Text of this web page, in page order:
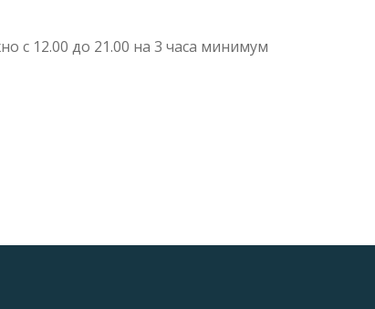
с 12.00 до 21.00 на 3 часа минимум